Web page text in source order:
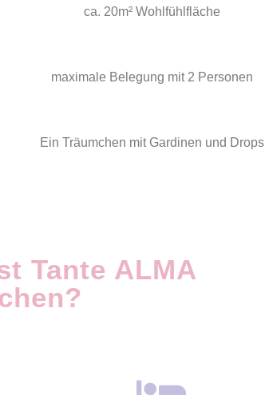
ca. 20m² Wohlfühlfläche
maximale Belegung mit 2 Personen
Ein Träumchen mit Gardinen und Drops
Tante ALMA